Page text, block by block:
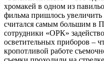
хромакей в одном из
фильма пришлось увеличить
считался самым большим в
сотрудники «ОРК»
осветительных приборов –
кропотливой работе